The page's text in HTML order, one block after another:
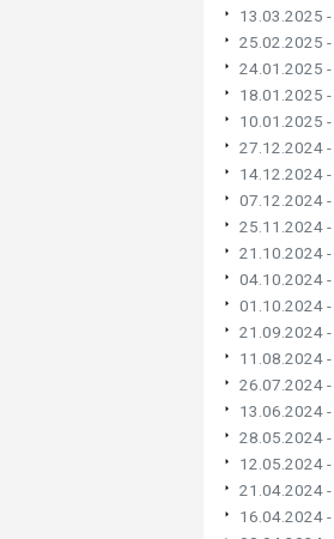
13.03.2025 -
25.02.2025 -
24.01.2025 -
18.01.2025 -
10.01.2025 -
27.12.2024 -
14.12.2024 -
07.12.2024 -
25.11.2024 -
21.10.2024 -
04.10.2024 -
01.10.2024 -
21.09.2024 -
11.08.2024 -
26.07.2024 -
13.06.2024 -
28.05.2024 -
12.05.2024 -
21.04.2024 -
16.04.2024 -